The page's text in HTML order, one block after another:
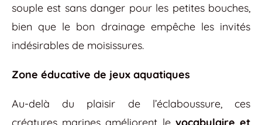
souple est sans danger pour les petites bouches,
bien que le bon drainage empêche les invités
indésirables de moisissures.
Zone éducative de jeux aquatiques
Au-delà du plaisir de l’éclaboussure, ces